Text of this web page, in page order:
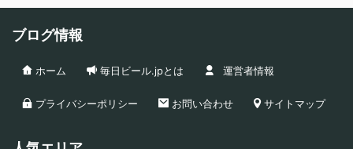
ブログ情報
ホーム 毎日ビール.jpとは 運営者情報
プライバシーポリシー お問い合わせ サイトマップ